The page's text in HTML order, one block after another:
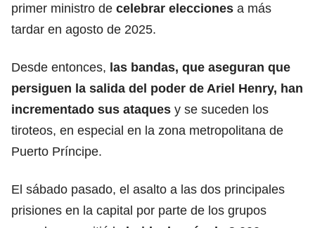
primer ministro de celebrar elecciones a más
tardar en agosto de 2025.
Desde entonces, las bandas, que aseguran que
persiguen la salida del poder de Ariel Henry, han
incrementado sus ataques y se suceden los
tiroteos, en especial en la zona metropolitana de
Puerto Príncipe.
El sábado pasado, el asalto a las dos principales
prisiones en la capital por parte de los grupos